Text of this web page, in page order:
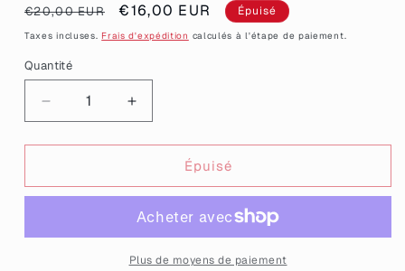
Prix
habituel
€20,00 EUR
Prix
promotionnel
€16,00 EUR Épuisé
Taxes incluses. Frais d'expédition calculés à l'étape de paiement.
Quantité
Quantité
Réduire
la
quantité
[CONTRÔLE
&quot;Rabat-
Augmenter
la
quantité
[CONTRÔLE
Broche
&quot;Rabat-
joie&quot;
Épuisé
Plus de moyens de paiement